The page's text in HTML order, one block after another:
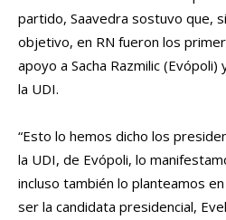
partido, Saavedra sostuvo que,
objetivo, en RN fueron los
apoyo a Sacha Razmilic
la UDI.
“Esto lo hemos dicho los
la UDI, de Evópoli, lo
incluso también lo planteamos
ser la candidata presidencial,